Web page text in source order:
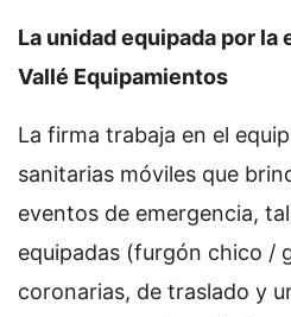
La unidad equipada por la
Vallé Equipamientos
La firma trabaja en el
sanitarias móviles que
eventos de emergencia,
equipadas (furgón chico /
coronarias, de traslado y